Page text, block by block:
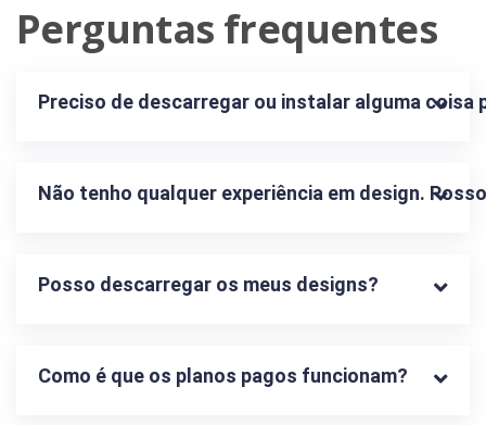
Perguntas frequentes
Preciso de descarregar ou instalar alguma coisa
Não tenho qualquer experiência em design.
Posso descarregar os meus designs?
Como é que os planos pagos funcionam?